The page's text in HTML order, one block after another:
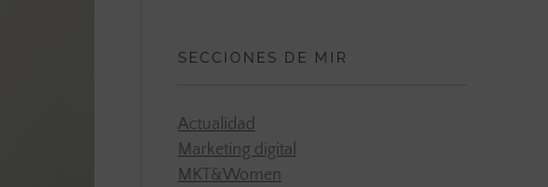
SECCIONES DE MIR
Actualidad
Marketing digital
MKT&Women